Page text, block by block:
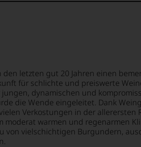
letzten gut 20 Jahren einen
für schlichte und preiswerte
dynamischen und
die Wende eingeleitet. Dank
Verkostungen in der allerersten
moderat warmen und regenarmen
vielschichtigen Burgundern,